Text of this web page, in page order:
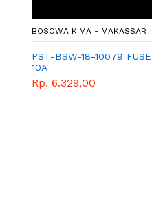
BOSOWA KIMA - MAKASSAR
PST-BSW-18-10079 FUSE
10A
Rp. 6.329,00